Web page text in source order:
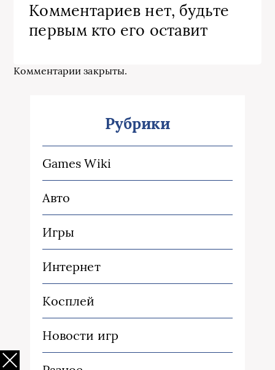
Комментариев нет, будьте
первым кто его оставит
Комментарии закрыты.
Рубрики
Games Wiki
Авто
Игры
Интернет
Косплей
Новости игр